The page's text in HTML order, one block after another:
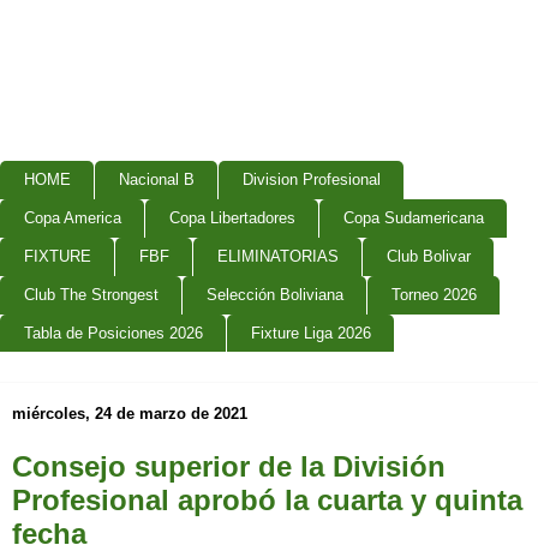
HOME Nacional B Division Profesional
Copa America Copa Libertadores Copa Sudamericana
FIXTURE FBF ELIMINATORIAS Club Bolivar
Club The Strongest Selección Boliviana Torneo 2026
Tabla de Posiciones 2026 Fixture Liga 2026
miércoles, 24 de marzo de 2021
Consejo superior de la División
Profesional aprobó la cuarta y quinta
fecha